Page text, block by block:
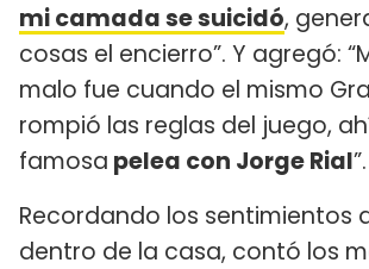
mi camada se suicidó,
cosas el encierro”. Y agregó:
malo fue cuando el mismo
rompió las reglas del juego,
famosa pelea con Jorge Rial”.
Recordando los sentimientos
dentro de la casa, contó los